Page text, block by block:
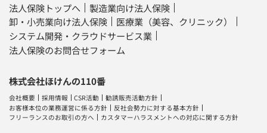
法人保険トップへ
製造業向け法人保険
卸・小売業向け法人保険
医療業（美容、クリニック）
システム開発・クラウドサービス業
法人保険のお問合せフォーム
株式会社ほけんの110番
会社概要 採用情報 CSR活動
勧誘販売活動方針
お客様本位の業務運営に係る方針
反社会勢力に対する基本方針
フリーランスのお取引の方へ
カスタマーハラスメントへの対応に関する方針